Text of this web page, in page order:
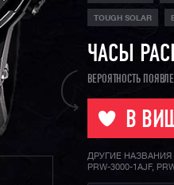
TOUGH SOLAR
ЧАСЫ
ВЕРОЯТНОСТЬ
В
ДРУГИЕ НАЗВАНИЯ
PRW-3000-1AJF,